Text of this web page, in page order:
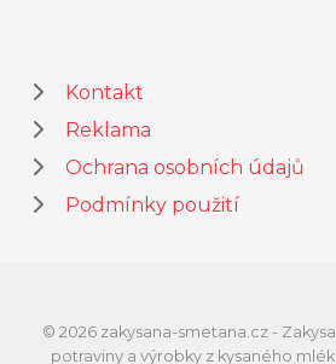
Kontakt
Reklama
Ochrana osobních údajů
Podmínky použití
© 2026 zakysana-smetana.cz -
potraviny a výrobky z kysaného